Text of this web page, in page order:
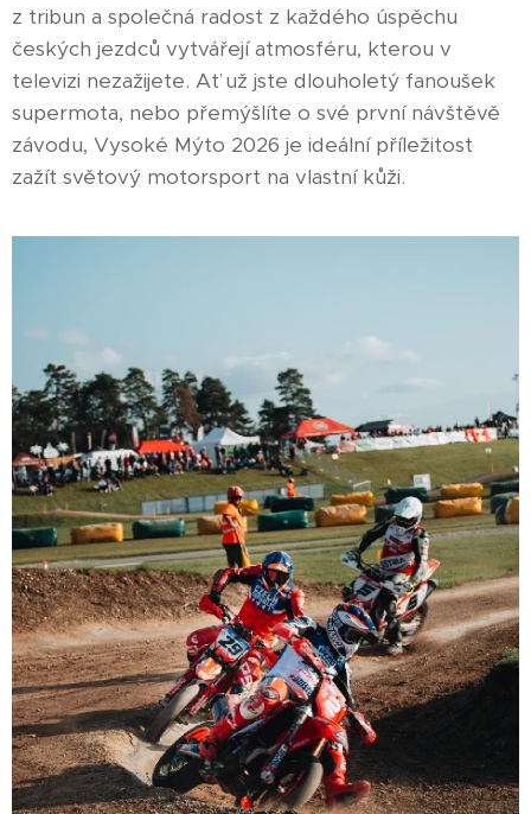
z tribun a společná radost z každého úspěchu
českých jezdců vytvářejí atmosféru, kterou v
televizi nezažijete. Ať už jste dlouholetý fanoušek
supermota, nebo přemýšlíte o své první návštěvě
závodu, Vysoké Mýto 2026 je ideální příležitost
zažít světový motorsport na vlastní kůži.